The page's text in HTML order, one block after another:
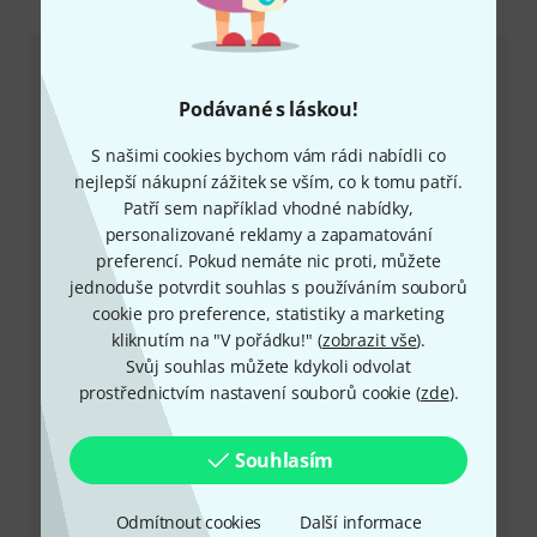
Podávané s láskou!
S našimi cookies bychom vám rádi nabídli co
nejlepší nákupní zážitek se vším, co k tomu patří.
Patří sem například vhodné nabídky,
personalizované reklamy a zapamatování
preferencí. Pokud nemáte nic proti, můžete
jednoduše potvrdit souhlas s používáním souborů
cookie pro preference, statistiky a marketing
kliknutím na "V pořádku!" (zobrazit vše).
Svůj souhlas můžete kdykoli odvolat
prostřednictvím nastavení souborů cookie (zde).
Souhlasím
Odmítnout cookies Další informace
Kontaktujte nás
+49-9546-9223-649
Máte-li jakýkoli dotaz nebo problém, kolegové ze
zákaznického centra jsou vždy připraveni pomoci
Mějte připraveno zákaznické číslo
Provozní doba (CEST - Středoevropský
Zařídit zpětné volání